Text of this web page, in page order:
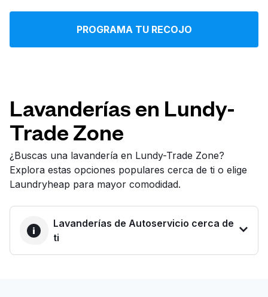
Iniciar sesión
Síguenos en
PROGRAMA TU RECOJO
Lavanderías en Lundy-
Trade Zone
¿Buscas una lavandería en Lundy-Trade Zone?
Explora estas opciones populares cerca de ti o elige
Laundryheap para mayor comodidad.
Lavanderías de Autoservicio cerca de
ti